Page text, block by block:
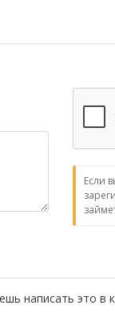
Если
написать это в